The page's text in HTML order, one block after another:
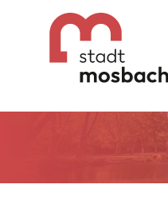
Gehe zum
Gehe zum Inhalt